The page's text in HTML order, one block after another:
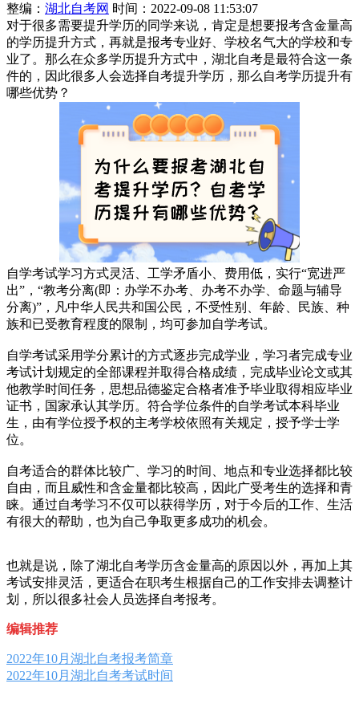
整编： 湖北自考网 时间：2022-09-08 11:53:07
对于很多需要提升学历的同学来说，肯定是想要报考含金量高
的学历提升方式，再就是报考专业好、学校名气大的学校和专
业了。那么在众多学历提升方式中，湖北自考是最符合这一条
件的，因此很多人会选择自考提升学历，那么自考学历提升有
哪些优势？
自学考试学习方式灵活、工学矛盾小、费用低，实行“宽进严
出”，“教考分离(即：办学不办考、办考不办学、命题与辅导
分离)”，凡中华人民共和国公民，不受性别、年龄、民族、种
族和已受教育程度的限制，均可参加自学考试。
自学考试采用学分累计的方式逐步完成学业，学习者完成专业
考试计划规定的全部课程并取得合格成绩，完成毕业论文或其
他教学时间任务，思想品德鉴定合格者准予毕业取得相应毕业
证书，国家承认其学历。符合学位条件的自学考试本科毕业
生，由有学位授予权的主考学校依照有关规定，授予学士学
位。
自考适合的群体比较广、学习的时间、地点和专业选择都比较
自由，而且威性和含金量都比较高，因此广受考生的选择和青
睐。通过自考学习不仅可以获得学历，对于今后的工作、生活
有很大的帮助，也为自己争取更多成功的机会。
也就是说，除了湖北自考学历含金量高的原因以外，再加上其
考试安排灵活，更适合在职考生根据自己的工作安排去调整计
划，所以很多社会人员选择自考报考。
编辑推荐
2022年10月湖北自考报考简章
2022年10月湖北自考考试时间